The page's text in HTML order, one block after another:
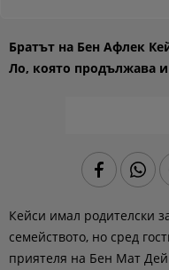
Братът на Бен Афлек
Ло, която продължава
Кейси имал родителски
семейството, но сред
приятеля на Бен Мат